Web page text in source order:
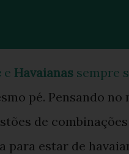
e Havaianas sempre
pé. Pensando
de
para estar de